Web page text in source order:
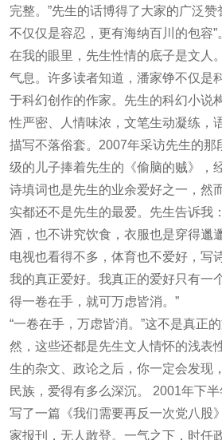
完整。”先生的话博得了大家的广泛赞
不仅仅是容忍，更有海纳百川的包容”
在我的眼里，先生性情的底子是文人
气息。许多读者知道，潘家铮不仅是
于科幻创作的作家。先生的科幻小说
性严密、人情味浓，文笔生动凝练，
描写不落俗套。2007年采访先生的那
级的儿子捧着先生的《偷脑的贼》，
诗填词也是先生的业余爱好之一，然
实都还不是先生的最爱。先生告诉我
酒，也不讲究饮食，衣服也是穿得邋
电视也看得不多，体育也不爱好，写
我的真正爱好。我真正的爱好只有一
得一卷在手，就可万虑皆消。”
“一卷在手，万虑皆消。”这不是真正
然，这些还都是先生文人情怀的浅表
生的杂文、政论之后，你一定会发现
民族，爱得有多么深沉。 2001年下半
写了一篇《我们需要再反一次党八股
家报刊，无人敢登。一气之下，时任